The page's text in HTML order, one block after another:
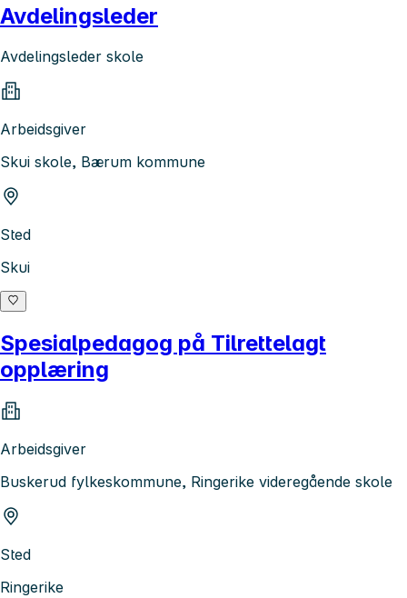
Avdelingsleder
Avdelingsleder skole
Arbeidsgiver
Skui skole, Bærum kommune
Sted
Skui
Spesialpedagog på Tilrettelagt
opplæring
Arbeidsgiver
Buskerud fylkeskommune, Ringerike videregående skole
Sted
Ringerike